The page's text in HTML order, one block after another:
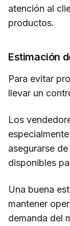
atención al
productos.
Estimación
Para evitar
llevar un
Los
asegurarse
disponibles
Una buena
mantener
demanda del